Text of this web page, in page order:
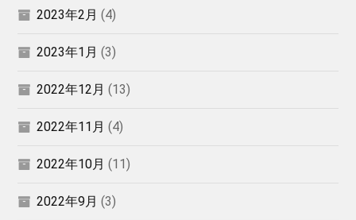
2023年2月 (4)
2023年1月 (3)
2022年12月 (13)
2022年11月 (4)
2022年10月 (11)
2022年9月 (3)